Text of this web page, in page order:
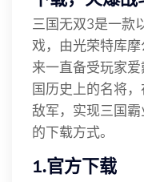
三国无双3是一款
戏，由光荣特库
来一直备受玩家
国历史上的名将
敌军，实现三国
的下载方式。
1.官方下载